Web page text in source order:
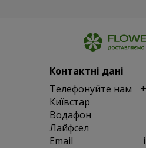
Контактні дані
Телефонуйте нам
Київстар
Водафон
Лайфсел
Email